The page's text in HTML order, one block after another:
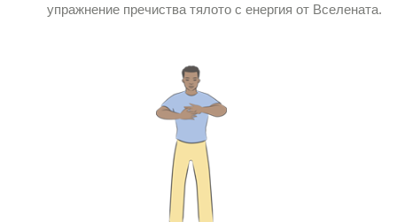
упражнение пречиства тялото с енергия от Вселената.